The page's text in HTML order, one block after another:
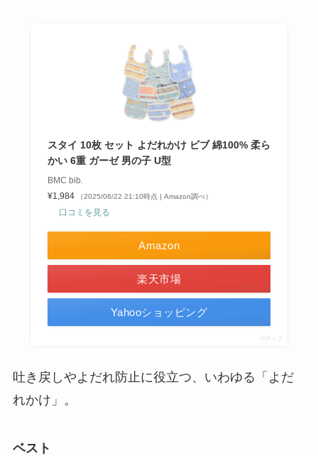
スタイ 10枚 セット よだれかけ ビブ 綿100% 柔ら
かい 6重 ガーゼ 男の子 U型
BMC bib.
¥1,984
（2025/06/22 21:10時点 | Amazon調べ）
口コミを見る
Amazon
楽天市場
Yahooショッピング
ポチップ
吐き戻しやよだれ防止に役立つ、いわゆる「よだ
れかけ」。
ベスト